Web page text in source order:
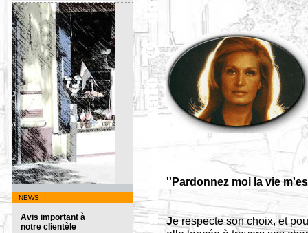
NEWS
Avis important à
notre clientèle
''Pardonnez moi la vie
Je respecte son choix, et